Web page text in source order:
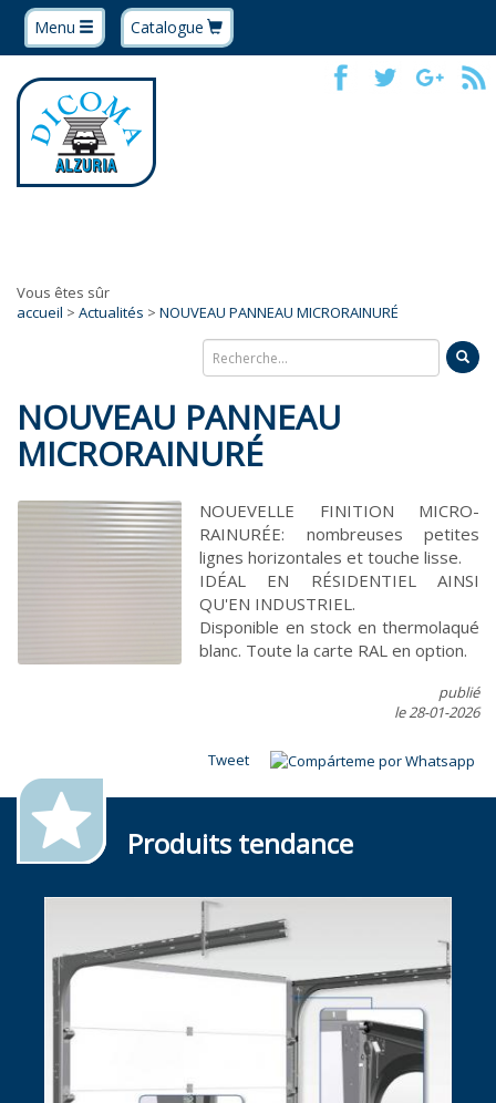
Menu Catalogue
Vous êtes sûr
accueil > Actualités > NOUVEAU PANNEAU MICRORAINURÉ
NOUVEAU PANNEAU
MICRORAINURÉ
NOUEVELLE FINITION MICRO-
RAINURÉE: nombreuses petites
lignes horizontales et touche lisse.
IDÉAL EN RÉSIDENTIEL AINSI
QU'EN INDUSTRIEL.
Disponible en stock en thermolaqué
blanc. Toute la carte RAL en option.
publié
le 28-01-2026
Tweet
Produits tendance